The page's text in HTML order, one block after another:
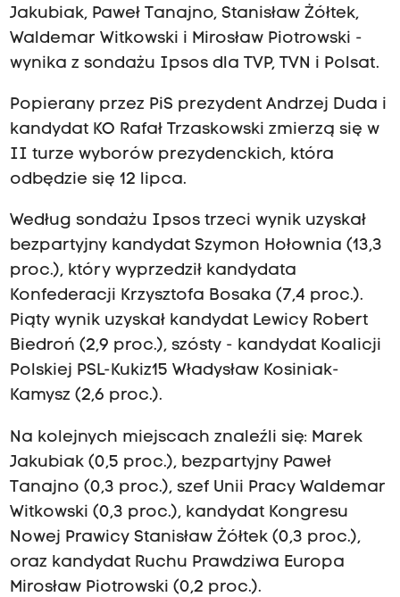
Jakubiak, Paweł Tanajno, Stanisław Żółtek,
Waldemar Witkowski i Mirosław Piotrowski -
wynika z sondażu Ipsos dla TVP, TVN i Polsat.
Popierany przez PiS prezydent Andrzej Duda i
kandydat KO Rafał Trzaskowski zmierzą się w
II turze wyborów prezydenckich, która
odbędzie się 12 lipca.
Według sondażu Ipsos trzeci wynik uzyskał
bezpartyjny kandydat Szymon Hołownia (13,3
proc.), który wyprzedził kandydata
Konfederacji Krzysztofa Bosaka (7,4 proc.).
Piąty wynik uzyskał kandydat Lewicy Robert
Biedroń (2,9 proc.), szósty - kandydat Koalicji
Polskiej PSL-Kukiz15 Władysław Kosiniak-
Kamysz (2,6 proc.).
Na kolejnych miejscach znaleźli się: Marek
Jakubiak (0,5 proc.), bezpartyjny Paweł
Tanajno (0,3 proc.), szef Unii Pracy Waldemar
Witkowski (0,3 proc.), kandydat Kongresu
Nowej Prawicy Stanisław Żółtek (0,3 proc.),
oraz kandydat Ruchu Prawdziwa Europa
Mirosław Piotrowski (0,2 proc.).